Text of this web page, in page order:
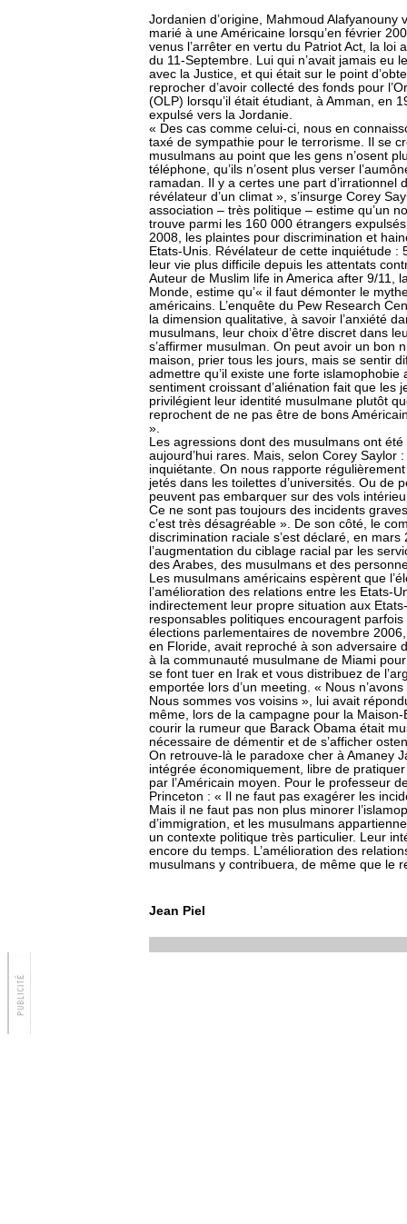
Jordanien d’origine, Mahmoud
marié à une Américaine lorsqu’en février
venus l’arrêter en vertu du Patriot Act, la
du 11-Septembre. Lui qui n’avait jamais eu
avec la Justice, et qui était sur le point
reprocher d’avoir collecté des fonds pour
(OLP) lorsqu’il était étudiant, à Amman, en
expulsé vers la Jordanie.
« Des cas comme celui-ci, nous en
taxé de sympathie pour le terrorisme. Il se
musulmans au point que les gens n’osent
téléphone, qu’ils n’osent plus verser
ramadan. Il y a certes une part d’irrationnel
révélateur d’un climat », s’insurge Corey
association – très politique – estime qu’un
trouve parmi les 160 000 étrangers
2008, les plaintes pour discrimination et
Etats-Unis. Révélateur de cette inquiétude
leur vie plus difficile depuis les attentats
Auteur de Muslim life in America after 9/11,
Monde, estime qu’« il faut démonter le
américains. L’enquête du Pew Research
la dimension qualitative, à savoir l’anxiété
musulmans, leur choix d’être discret dans
s’affirmer musulman. On peut avoir un bon
maison, prier tous les jours, mais se sentir
admettre qu’il existe une forte islamophobie
sentiment croissant d’aliénation fait que les
privilégient leur identité musulmane plutôt
reprochent de ne pas être de bons
».
Les agressions dont des musulmans ont
aujourd’hui rares. Mais, selon Corey Saylor
inquiétante. On nous rapporte
jetés dans les toilettes d’universités. Ou de
peuvent pas embarquer sur des vols
Ce ne sont pas toujours des incidents
c’est très désagréable ». De son côté, le
discrimination raciale s’est déclaré, en
l’augmentation du ciblage racial par les
des Arabes, des musulmans et des
Les musulmans américains espèrent que
l’amélioration des relations entre les Etats-
indirectement leur propre situation aux
responsables politiques encouragent
élections parlementaires de novembre
en Floride, avait reproché à son adversaire
à la communauté musulmane de Miami
se font tuer en Irak et vous distribuez de
emportée lors d’un meeting. « Nous
Nous sommes vos voisins », lui avait
même, lors de la campagne pour la
courir la rumeur que Barack Obama était
nécessaire de démentir et de s’afficher
On retrouve-là le paradoxe cher à Amaney
intégrée économiquement, libre de
par l’Américain moyen. Pour le professeur
Princeton : « Il ne faut pas exagérer les
Mais il ne faut pas non plus minorer
d’immigration, et les musulmans
un contexte politique très particulier. Leur
encore du temps. L’amélioration des
musulmans y contribuera, de même que le
Jean Piel